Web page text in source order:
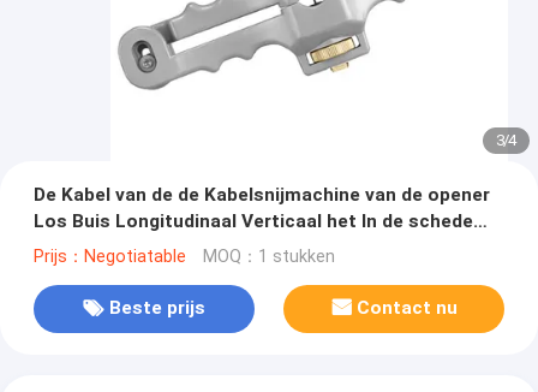
3/4
De Kabel van de de Kabelsnijmachine van de opener
Los Buis Longitudinaal Verticaal het In de schede
steken Mes
Prijs：Negotiatable MOQ：1 stukken
Beste prijs Contact nu